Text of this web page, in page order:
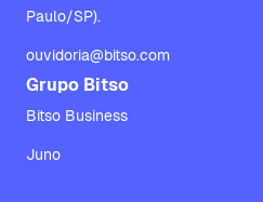
Paulo/SP).
ouvidoria@bitso.com
Grupo Bitso
Bitso Business
Juno